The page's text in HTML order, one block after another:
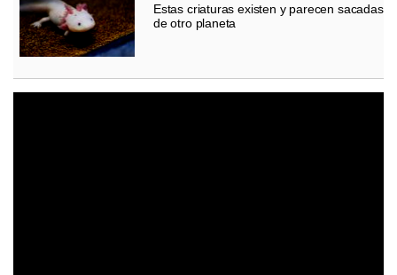
Estas criaturas existen y parecen sacadas
de otro planeta